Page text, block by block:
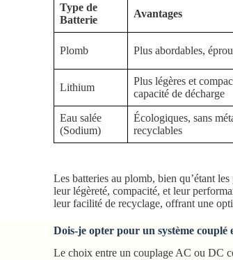
Type de
Batterie
Avantages
Plomb Plus abordables,
Lithium
Plus légères et
capacité de décharge
Eau salée
(Sodium)
Écologiques, sans
recyclables
Les batteries au plomb, bien qu’étant
leur légèreté, compacité, et leur
leur facilité de recyclage, offrant une
Dois-je opter pour un système
Le choix entre un couplage AC ou DC